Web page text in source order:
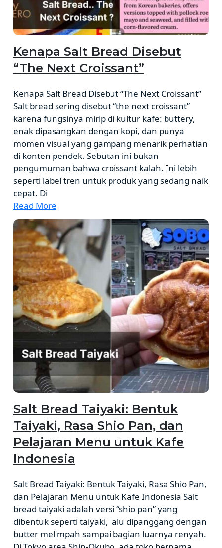
Kenapa Salt Bread Disebut
“The Next Croissant”
Kenapa Salt Bread Disebut “The Next Croissant”
Salt bread sering disebut “the next croissant”
karena fungsinya mirip di kultur kafe: buttery,
enak dipasangkan dengan kopi, dan punya
momen visual yang gampang menarik perhatian
di konten pendek. Sebutan ini bukan
pengumuman bahwa croissant kalah. Ini lebih
seperti label tren untuk produk yang sedang naik
cepat. Di
Read More
Salt Bread Taiyaki: Bentuk
Taiyaki, Rasa Shio Pan, dan
Pelajaran Menu untuk Kafe
Indonesia
Salt Bread Taiyaki: Bentuk Taiyaki, Rasa Shio Pan,
dan Pelajaran Menu untuk Kafe Indonesia Salt
bread taiyaki adalah versi “shio pan” yang
dibentuk seperti taiyaki, lalu dipanggang dengan
butter melimpah sampai bagian luarnya renyah.